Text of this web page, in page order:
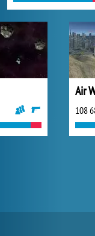
Air
108